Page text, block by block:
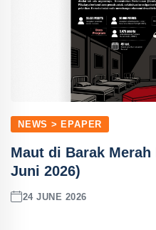
NEWS > EPAPER
Maut di Barak
Juni 2026)
24 JUNE 2026